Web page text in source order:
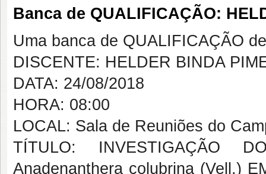
Banca de QUALIFICAÇÃO:
Uma banca de QUALIFICAÇÃO
DISCENTE: HELDER BINDA
DATA: 24/08/2018
HORA: 08:00
LOCAL: Sala de Reuniões do
TÍTULO: INVESTIGAÇÃO
Anadenanthera colubrina (Vell.)